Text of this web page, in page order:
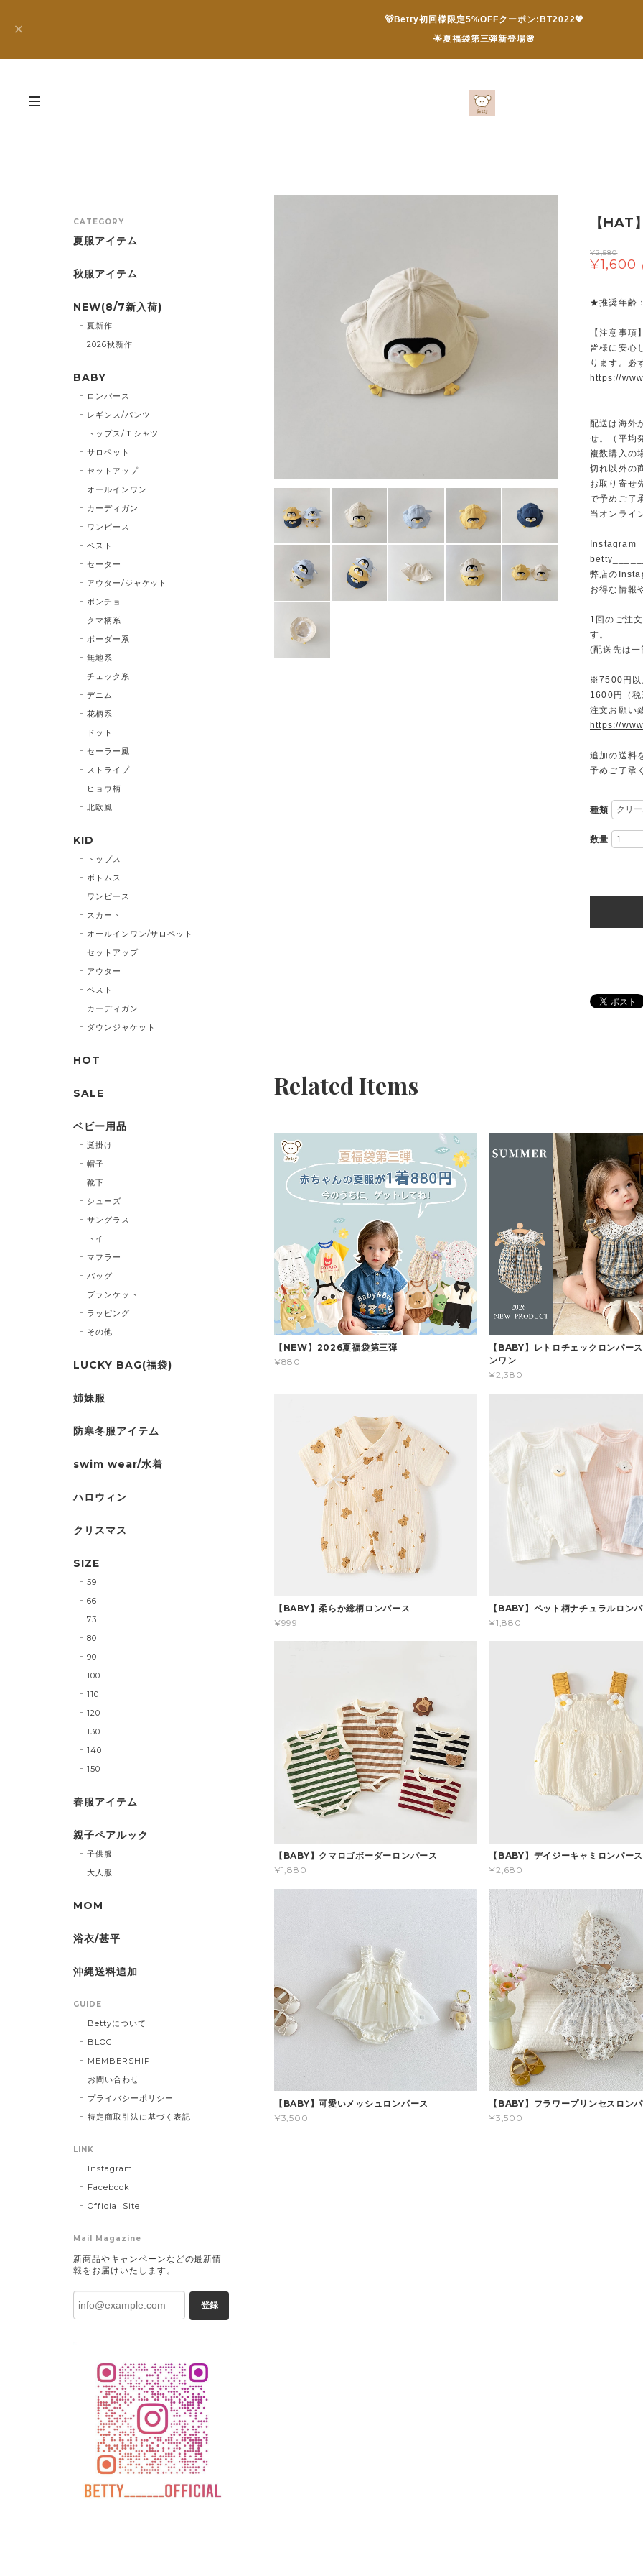
🐻Betty初回様限定5%OFFクーポン:BT2022💖
🌟夏福袋第三弾新登場🌸
【
¥2,580
¥1,600
★推奨年齢
【注意事項
皆様に安心
ります。必
https://
配送は海外
せ。（平均
複数購入の
切れ以外の
お取り寄せ
で予めご了
当オンライ
Instagram
弊店の
お得な情報
1回のご注
す。
(配送先は
※7500円以
1600円（税
注文お願い
https://
追加の送料
予めご了承
種類
数量
Related Items
【NEW】2026夏福袋第三弾
¥880
【BABY】レトロチェックロンパー
ンワン
¥2,380
【BABY】柔らか総柄ロンパース
¥999
【BABY】ペット柄ナチュラルロン
¥1,880
【BABY】クマロゴボーダーロンパース
¥1,880
【BABY】デイジーキャミロンパース
¥2,680
【BABY】可愛いメッシュロンパース
¥3,500
【BABY】フラワープリンセスロン
¥3,500
CATEGORY
夏服アイテム
秋服アイテム
NEW(8/7新入荷)
夏新作
2026秋新作
BABY
ロンパース
レギンス/パンツ
トップス/Ｔシャツ
サロペット
セットアップ
オールインワン
カーディガン
ワンピース
ベスト
セーター
アウター/ジャケット
ポンチョ
クマ柄系
ボーダー系
無地系
チェック系
デニム
花柄系
ドット
セーラー風
ストライプ
ヒョウ柄
北欧風
KID
トップス
ボトムス
ワンピース
スカート
オールインワン/サロペット
セットアップ
アウター
ベスト
カーディガン
ダウンジャケット
HOT
SALE
ベビー用品
涎掛け
帽子
靴下
シューズ
サングラス
トイ
マフラー
バッグ
ブランケット
ラッピング
その他
LUCKY BAG(福袋)
姉妹服
防寒冬服アイテム
swim wear/水着
ハロウィン
クリスマス
SIZE
59
66
73
80
90
100
110
120
130
140
150
春服アイテム
親子ペアルック
子供服
大人服
MOM
浴衣/甚平
沖縄送料追加
GUIDE
Bettyについて
BLOG
MEMBERSHIP
お問い合わせ
プライバシーポリシー
特定商取引法に基づく表記
LINK
Instagram
Facebook
Official Site
Mail Magazine
新商品やキャンペーンなどの最新情
報をお届けいたします。
登録